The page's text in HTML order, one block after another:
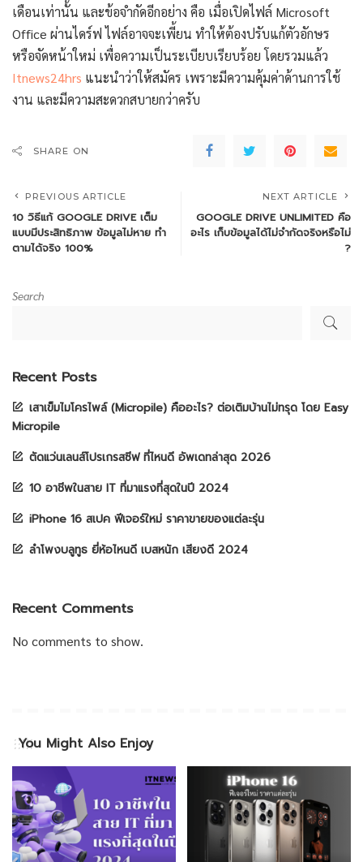
เดือนเท่านั้น และข้อจำกัดอีกอย่าง คือ เมื่อเปิดไฟล์ Microsoft
Office ผ่านไดร์ฟ ไฟล์อาจจะเพี้ยน ทำให้ต้องปรับแก้ตัวอักษร
หรือจัดหน้าใหม่ เพื่อความเป็นระเบียบเรียบร้อย โดยรวมแล้ว
Itnews24hrs แนะนำว่าให้สมัคร เพราะมีความคุ้มค่าด้านการใช้
งาน และมีความสะดวกสบายกว่าครับ
SHARE ON
PREVIOUS ARTICLE
10 วิธีแก้ GOOGLE DRIVE เต็ม
แบบมีประสิทธิภาพ ข้อมูลไม่หาย ทำ
ตามได้จริง 100%
NEXT ARTICLE
GOOGLE DRIVE UNLIMITED คือ
อะไร เก็บข้อมูลได้ไม่จำกัดจริงหรือไม่
?
Search
Recent Posts
เสาเข็มไมโครไพล์ (Micropile) คืออะไร? ต่อเติมบ้านไม่ทรุด โดย Easy
Micropile
ตัดแว่นเลนส์โปรเกรสซีฟ ที่ไหนดี อัพเดทล่าสุด 2026
10 อาชีพในสาย IT ที่มาแรงที่สุดในปี 2024
iPhone 16 สเปค ฟีเจอร์ใหม่ ราคาขายของแต่ละรุ่น
ลำโพงบลูทูธ ยี่ห้อไหนดี เบสหนัก เสียงดี 2024
Recent Comments
No comments to show.
You Might Also Enjoy